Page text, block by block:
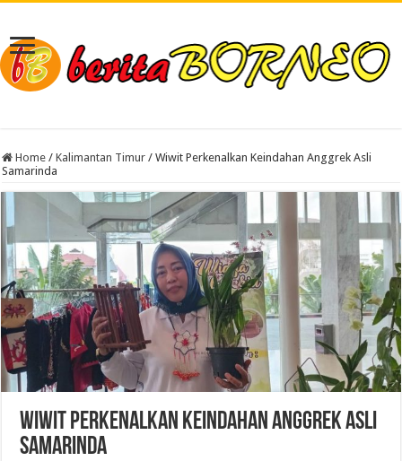
Home / Kalimantan Timur / Wiwit Perkenalkan Keindahan Anggrek Asli
Samarinda
Wiwit Perkenalkan Keindahan Anggrek Asli
Samarinda